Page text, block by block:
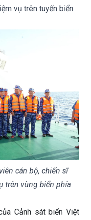
vụ trên tuyến biển
cán bộ, chiến sĩ
trên vùng biển phía
Cảnh sát biển Việt